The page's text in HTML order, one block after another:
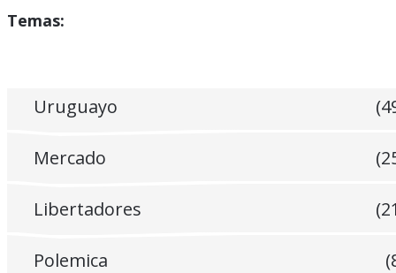
Temas:
Uruguayo
Mercado
Libertadores
Polemica